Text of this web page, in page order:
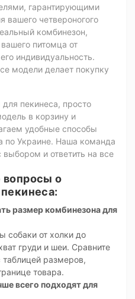
гарантирующими
вашего четвероногого
комбинезон,
питомца от
индивидуальность.
модели делает покупку
пекинеса, просто
в корзину и
удобные способы
по Украине. Наша команда
выбором и ответить на все
вопросы о
размер комбинезона для
собаки от холки до
груди и шеи. Сравните
размеров,
товара.
всего подходят для